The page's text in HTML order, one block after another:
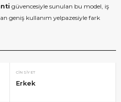
güvencesiyle sunulan bu model, iş
geniş kullanım yelpazesiyle fark
CINSIYET
Erkek